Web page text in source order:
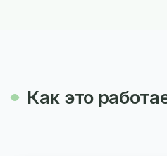
Как это